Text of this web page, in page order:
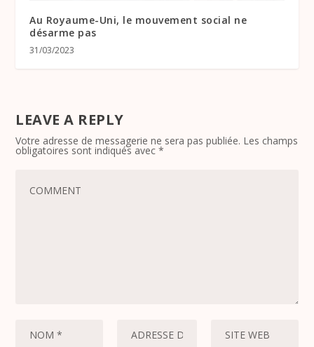
Au Royaume-Uni, le mouvement social ne
désarme pas
31/03/2023
LEAVE A REPLY
Votre adresse de messagerie ne sera pas publiée. Les champs
obligatoires sont indiqués avec*